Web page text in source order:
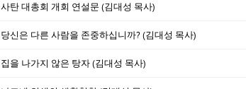
사탄 대총회 개회 연설문 (김대성 목사)
당신은 다른 사람을 존중하십니까? (김대성 목사)
집을 나가지 않은 탕자 (김대성 목사)